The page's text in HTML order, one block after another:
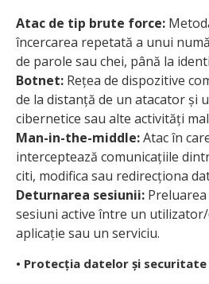
Atac de tip brute force:
încercarea repetată a unui
de parole sau chei, până la
Botnet: Rețea de dispozitive
de la distanță de un atacator și
cibernetice sau alte activități
Man-in-the-middle:Atac în
interceptează comunicațiile
citi, modifica sau redirecționa
Deturnarea sesiunii:
sesiuni active între un
aplicație sau un serviciu.
• Protecția datelor și securitate